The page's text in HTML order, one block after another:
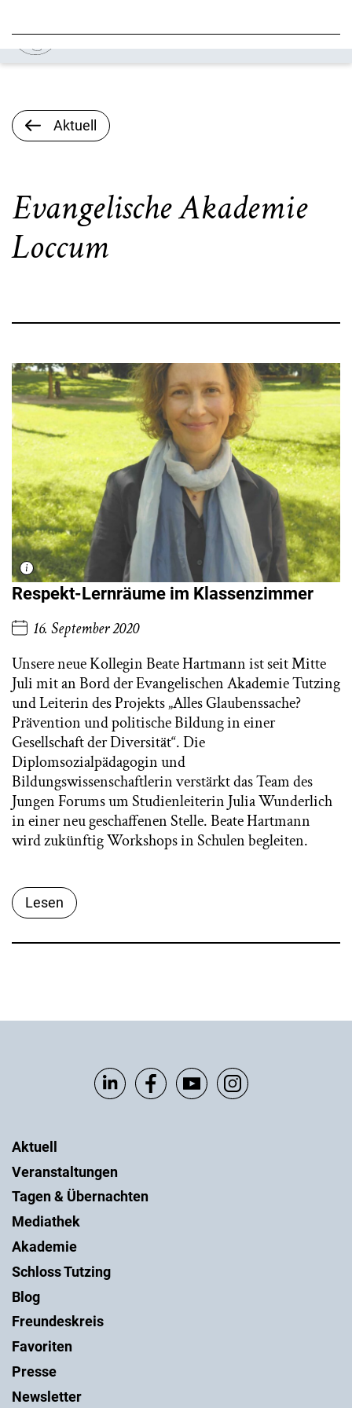
Aktuell
Evangelische Akademie
Loccum
Respekt-Lernräume im Klassenzimmer
16. September 2020
Unsere neue Kollegin Beate Hartmann ist seit Mitte
Juli mit an Bord der Evangelischen Akademie Tutzing
und Leiterin des Projekts „Alles Glaubenssache?
Prävention und politische Bildung in einer
Gesellschaft der Diversität“. Die
Diplomsozialpädagogin und
Bildungswissenschaftlerin verstärkt das Team des
Jungen Forums um Studienleiterin Julia Wunderlich
in einer neu geschaffenen Stelle. Beate Hartmann
wird zukünftig Workshops in Schulen begleiten.
Lesen
Aktuell
Veranstaltungen
Tagen & Übernachten
Mediathek
Akademie
Schloss Tutzing
Blog
Freundeskreis
Favoriten
Presse
Newsletter